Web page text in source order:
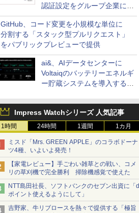
認証設定をグループ企業に展
開できる新機能を提供
GitHub、コード変更を小規模な単位に
分割する「スタック型プルリクエスト」
をパブリックプレビューで提供
ai&、AIデータセンターに
Voltaiqのバッテリーエネルギ
ー貯蔵システムを導入する計
Impress Watchシリーズ 人気記事
1時間 24時間 1週間 1カ月
ミスド「Mrs. GREEN APPLE」のコラボドーナ
ツ4種、いよいよ発売！
【家電レビュー】手ごわい雑草との戦い、コメ
リの草刈機で完全勝利 掃除機感覚で使えた
NTT島田社長、ソフトバンクのセブン出資に「d
ポイント使えるようにして」
吉野家、牛リブロースを熱々で提供する「極旨